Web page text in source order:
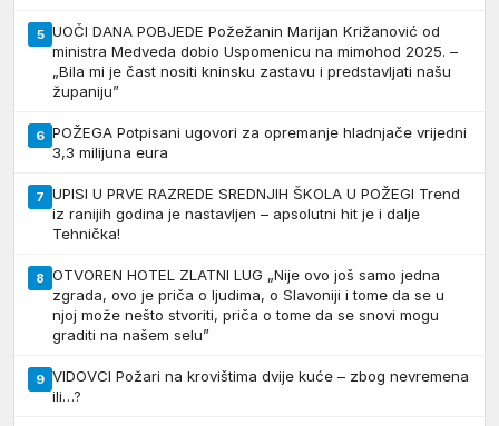
5 UOČI DANA POBJEDE Požežanin Marijan Križanović od
ministra Medveda dobio Uspomenicu na mimohod 2025. –
„Bila mi je čast nositi kninsku zastavu i predstavljati našu
županiju”
6 POŽEGA Potpisani ugovori za opremanje hladnjače vrijedni
3,3 milijuna eura
7 UPISI U PRVE RAZREDE SREDNJIH ŠKOLA U POŽEGI Trend
iz ranijih godina je nastavljen – apsolutni hit je i dalje
Tehnička!
8 OTVOREN HOTEL ZLATNI LUG „Nije ovo još samo jedna
zgrada, ovo je priča o ljudima, o Slavoniji i tome da se u
njoj može nešto stvoriti, priča o tome da se snovi mogu
graditi na našem selu”
9 VIDOVCI Požari na krovištima dvije kuće – zbog nevremena
ili…?